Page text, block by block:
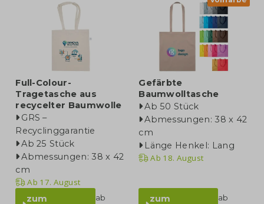
Full-Colour-
Tragetasche aus
recycelter Baumwolle
GRS –
Recyclinggarantie
Ab 25 Stück
Abmessungen: 38 x 42
cm
Ab 17. August
zum
ab
Gefärbte
Baumwolltasche
Ab 50 Stück
Abmessungen: 38 x 42
cm
Länge Henkel: Lang
Ab 18. August
zum
ab